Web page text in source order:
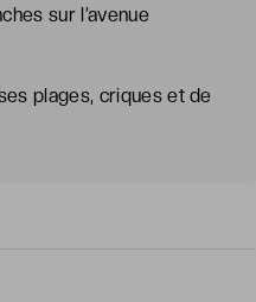
sur l’avenue
plages, criques et de